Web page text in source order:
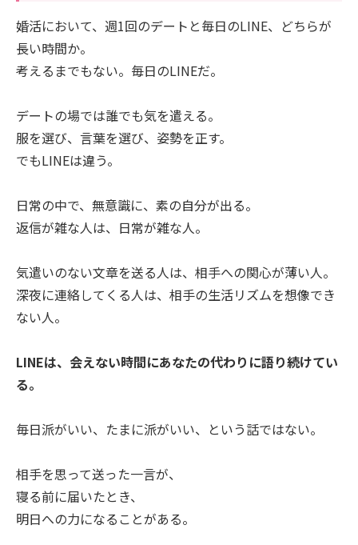
婚活において、週1回のデートと毎日のLINE、どちらが
長い時間か。
考えるまでもない。毎日のLINEだ。
デートの場では誰でも気を遣える。
服を選び、言葉を選び、姿勢を正す。
でもLINEは違う。
日常の中で、無意識に、素の自分が出る。
返信が雑な人は、日常が雑な人。
気遣いのない文章を送る人は、相手への関心が薄い人。
深夜に連絡してくる人は、相手の生活リズムを想像でき
ない人。
LINEは、会えない時間にあなたの代わりに語り続けてい
る。
毎日派がいい、たまに派がいい、という話ではない。
相手を思って送った一言が、
寝る前に届いたとき、
明日への力になることがある。